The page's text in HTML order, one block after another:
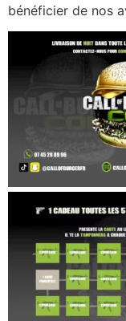
bénéficier de nos